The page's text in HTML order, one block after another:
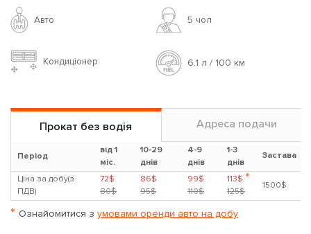
Авто 5 чoл
Кондиціонер 6.1 л / 100 км
Прокат без водія Адреса подачи
Період
від 1
міс.
10-29
днів
4-9
днів
1-3
днів
Застава
Ціна за добу(з
ПДВ)
72$
80$
86$
95$
99$
110$
113$ *
125$
1500$
* Ознайомитися з умовами оренди авто на добу